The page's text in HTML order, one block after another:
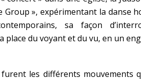
Group », expérimentant la danse
sa façon
place du voyant et du vu, en un
les différents mouvements